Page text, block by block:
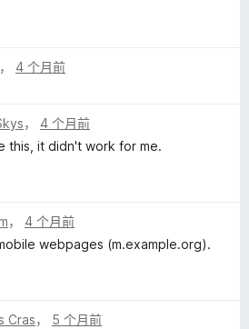
， 4 个月前
， 4 个月前
this, it didn't work for me.
， 4 个月前
webpages (m.example.org).
Cras， 5 个月前